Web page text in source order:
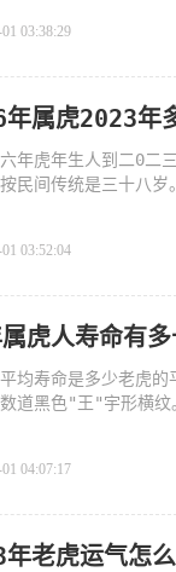
03:38:29
属虎2023年
年虎年生人到二0二
民间传统是三十八
03:52:04
虎人寿命有
均寿命是多少老虎
道黑色"王"宇形横纹
04:07:17
年老虎运气怎